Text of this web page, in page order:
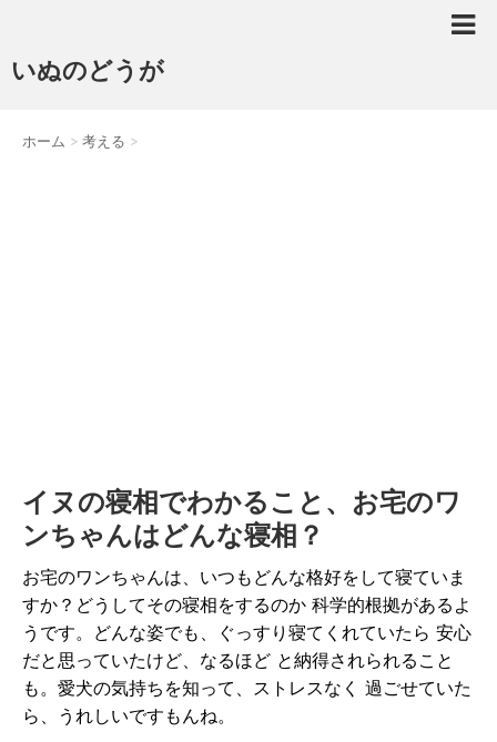
いぬのどうが
ホーム > 考える >
イヌの寝相でわかること、お宅のワ
ンちゃんはどんな寝相？
お宅のワンちゃんは、いつもどんな格好をして寝ていま
すか？どうしてその寝相をするのか 科学的根拠があるよ
うです。どんな姿でも、ぐっすり寝てくれていたら 安心
だと思っていたけど、なるほど と納得されられること
も。愛犬の気持ちを知って、ストレスなく 過ごせていた
ら、うれしいですもんね。